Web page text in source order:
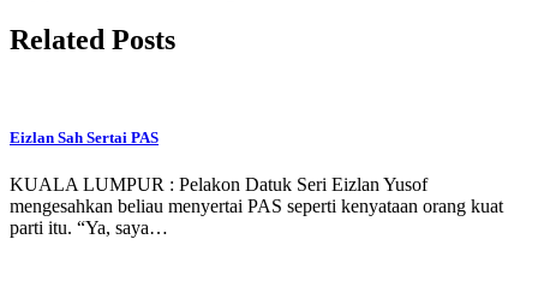
Related Posts
Eizlan Sah Sertai PAS
KUALA LUMPUR : Pelakon Datuk Seri Eizlan Yusof
mengesahkan beliau menyertai PAS seperti kenyataan orang kuat
parti itu. “Ya, saya…